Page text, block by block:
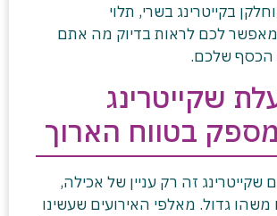
בקייטרינג בשרי, תלוי
לכם לראות בדיוק מה אתם
הכסף שלכם.
שקייטרינג
בטווח הארוך
זה רק עניין של אכילה,
גדול. מאלפי האירועים שעשינו